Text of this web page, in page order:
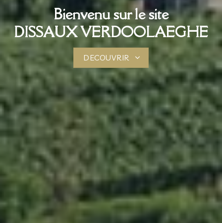
Bienvenu sur le site
DISSAUX VERDOOLAEGHE
DECOUVRIR